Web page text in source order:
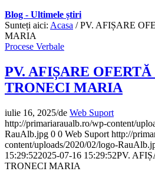
Blog - Ultimele știri
Sunteți aici: Acasa / PV. AFIȘARE
MARIA
Procese Verbale
PV. AFIȘARE OFERTĂ
TRONECI MARIA
iulie 16, 2025/de Web Suport
http://primariaraualb.ro/wp-content/
RauAlb.jpg 0 0 Web Suport http://
content/uploads/2020/02/logo-
15:29:522025-07-16 15:29:52PV.
TRONECI MARIA